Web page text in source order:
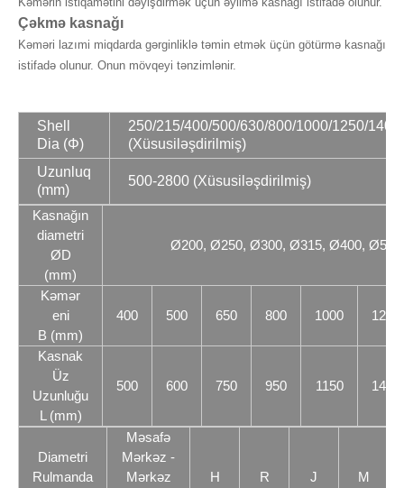
Çəkmə kasnağı
Kəməri lazımi miqdarda gərginliklə təmin etmək üçün götürmə kasnağı
istifadə olunur. Onun mövqeyi tənzimlənir.
Shell
Dia (Φ)
250/215/400/500/630/800/1000/1250/
(Xüsusiləşdirilmiş)
Uzunluq
(mm)
500-2800 (Xüsusiləşdirilmiş)
Kasnağın
diametri
ØD
(mm)
Ø200, Ø250, Ø300, Ø315, Ø400,
Kəmər
eni
B (mm)
400 500 650 800 1000 1200
Kasnak
Üz
Uzunluğu
L (mm)
500 600 750 950 1150 1400
Diametri
Rulmanda
Məsafə
Mərkəz -
Mərkəz
H R J M